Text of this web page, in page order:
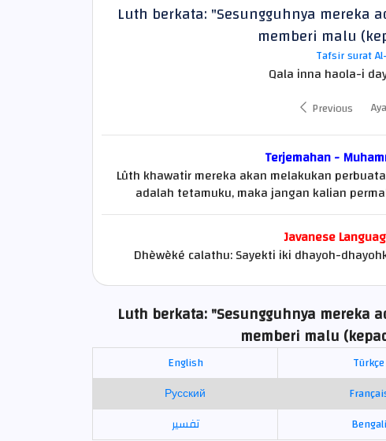
Luth berkata: "Sesungguhnya
memberi malu
Tafsir surat
Qala inna haola-i
Previous
Terjemahan -
Lûth khawatir mereka akan melakukan
adalah tetamuku, maka jangan kalian
Javanese
Dhèwèké calathu: Sayekti iki dhayoh-
Luth berkata: "Sesungguhnya
memberi malu
English Türkçe
Русский
تفسير
Bengali